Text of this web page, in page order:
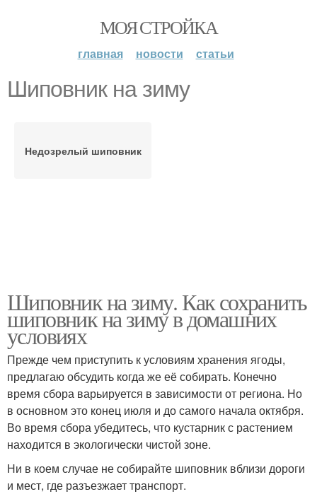
МОЯ СТРОЙКА
главная новости статьи
Шиповник на зиму
Недозрелый шиповник
Шиповник на зиму. Как сохранить
шиповник на зиму в домашних
условиях
Прежде чем приступить к условиям хранения ягоды,
предлагаю обсудить когда же её собирать. Конечно
время сбора варьируется в зависимости от региона. Но
в основном это конец июля и до самого начала октября.
Во время сбора убедитесь, что кустарник с растением
находится в экологически чистой зоне.
Ни в коем случае не собирайте шиповник вблизи дороги
и мест, где разъезжает транспорт.